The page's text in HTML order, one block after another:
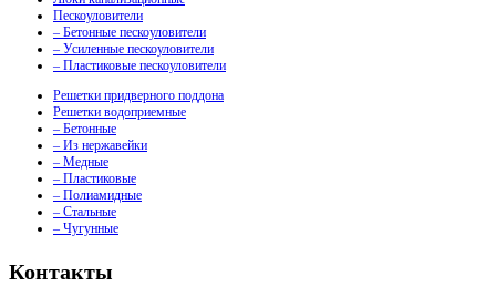
Пескоуловители
– Бетонные пескоуловители
– Усиленные пескоуловители
– Пластиковые пескоуловители
Решетки придверного поддона
Решетки водоприемные
– Бетонные
– Из нержавейки
– Медные
– Пластиковые
– Полиамидные
– Стальные
– Чугунные
Контакты